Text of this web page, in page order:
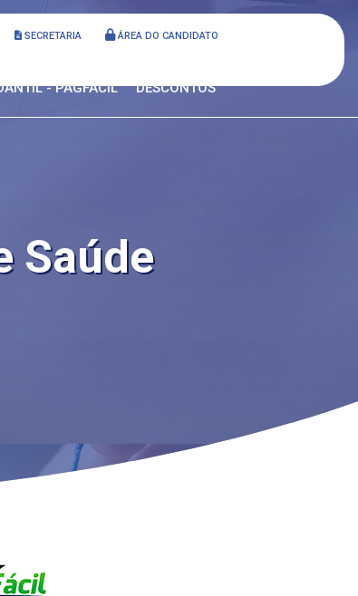
SECRETARIA ÁREA DO CANDIDATO
- PAGFÁCIL DESCONTOS
Saúde